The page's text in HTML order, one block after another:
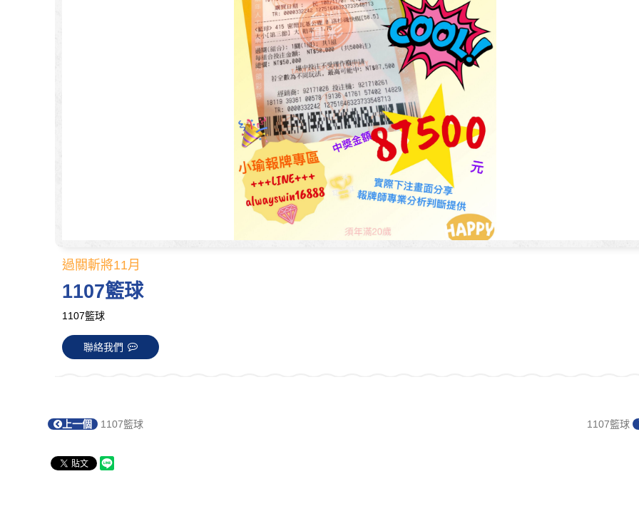
過關斬將11月
1107籃球
1107籃球
聯絡我們
上一個 1107籃球 1107籃球